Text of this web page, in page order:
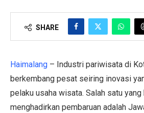
SHARE
Haimalang – Industri pariwisata di
berkembang pesat seiring inovasi
pelaku usaha wisata. Salah satu
menghadirkan pembaruan adalah